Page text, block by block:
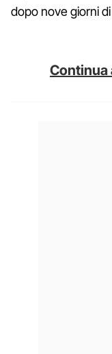
dopo nove giorni
Continua